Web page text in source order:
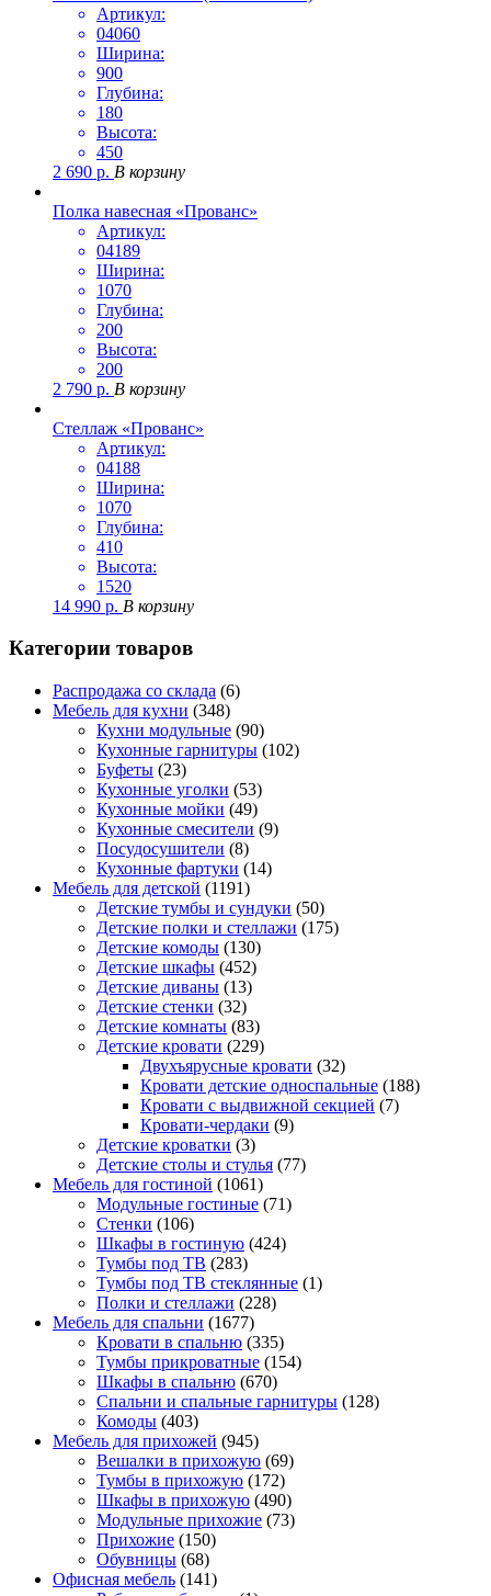
Артикул:
04060
Ширина:
900
Глубина:
180
Высота:
450
2 690 р. В корзину
Полка навесная «Прованс»
Артикул:
04189
Ширина:
1070
Глубина:
200
Высота:
200
2 790 р. В корзину
Стеллаж «Прованс»
Артикул:
04188
Ширина:
1070
Глубина:
410
Высота:
1520
14 990 р. В корзину
Категории товаров
Распродажа со склада (6)
Мебель для кухни (348)
Кухни модульные (90)
Кухонные гарнитуры (102)
Буфеты (23)
Кухонные уголки (53)
Кухонные мойки (49)
Кухонные смесители (9)
Посудосушители (8)
Кухонные фартуки (14)
Мебель для детской (1191)
Детские тумбы и сундуки (50)
Детские полки и стеллажи (175)
Детские комоды (130)
Детские шкафы (452)
Детские диваны (13)
Детские стенки (32)
Детские комнаты (83)
Детские кровати (229)
Двухъярусные кровати (32)
Кровати детские односпальные (188)
Кровати с выдвижной секцией (7)
Кровати-чердаки (9)
Детские кроватки (3)
Детские столы и стулья (77)
Мебель для гостиной (1061)
Модульные гостиные (71)
Стенки (106)
Шкафы в гостиную (424)
Тумбы под ТВ (283)
Тумбы под ТВ стеклянные (1)
Полки и стеллажи (228)
Мебель для спальни (1677)
Кровати в спальню (335)
Тумбы прикроватные (154)
Шкафы в спальню (670)
Спальни и спальные гарнитуры (128)
Комоды (403)
Мебель для прихожей (945)
Вешалки в прихожую (69)
Тумбы в прихожую (172)
Шкафы в прихожую (490)
Модульные прихожие (73)
Прихожие (150)
Обувницы (68)
Офисная мебель (141)